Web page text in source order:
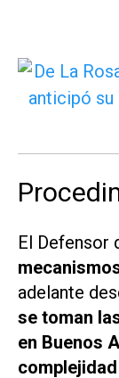
El Defensor
adelante
se toman
en Buenos